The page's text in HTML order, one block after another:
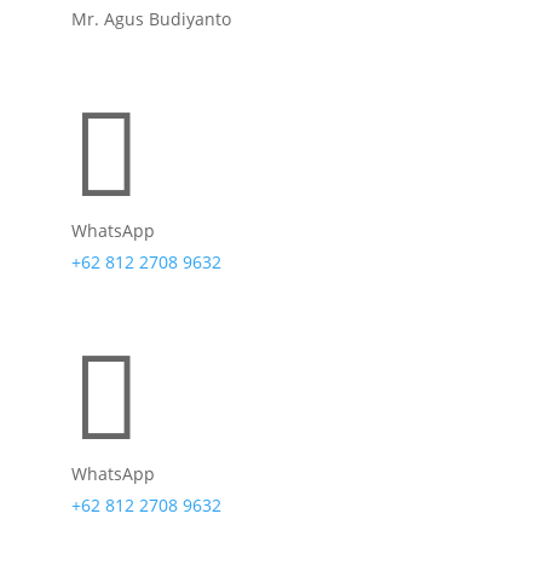
Mr. Agus Budiyanto

WhatsApp
+62 812 2708 9632

WhatsApp
+62 812 2708 9632